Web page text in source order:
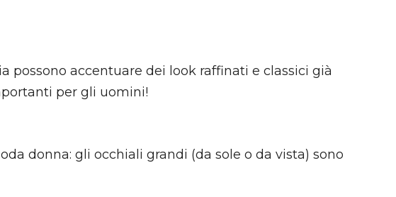
accentuare dei look raffinati e classici già
per gli uomini!
donna: gli occhiali grandi (da sole o da vista) sono